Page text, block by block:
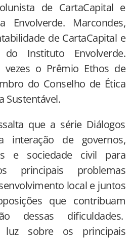
de CartaCapital e
Envolverde. Marcondes,
de CartaCapital e
Instituto Envolverde.
vezes o Prêmio Ethos de
do Conselho de Ética
Sustentável.
que a série Diálogos
interação de governos,
e sociedade civil para
principais problemas
local e juntos
que contribuam
dessas dificuldades.
luz sobre os principais